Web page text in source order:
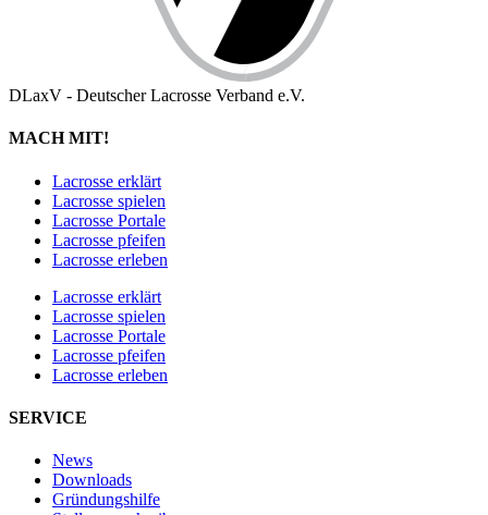
DLaxV - Deutscher Lacrosse Verband e.V.
MACH MIT!
Lacrosse erklärt
Lacrosse spielen
Lacrosse Portale
Lacrosse pfeifen
Lacrosse erleben
Lacrosse erklärt
Lacrosse spielen
Lacrosse Portale
Lacrosse pfeifen
Lacrosse erleben
SERVICE
News
Downloads
Gründungshilfe